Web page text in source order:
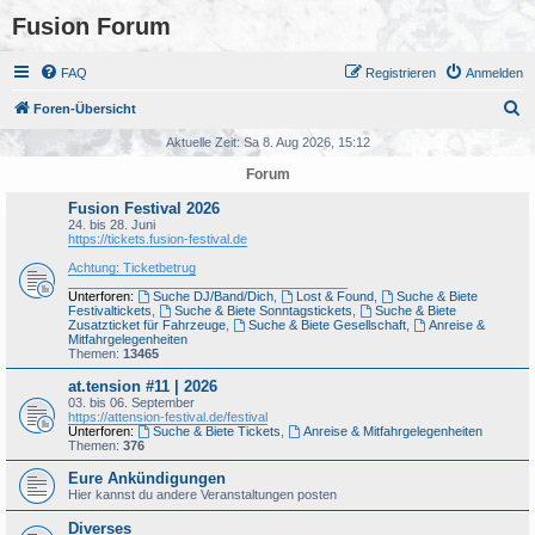
Fusion Forum
FAQ Anmelden
Registrieren
Foren-Übersicht
Aktuelle Zeit: Sa 8. Aug 2026, 15:12
Forum
Fusion Festival 2026
24. bis 28. Juni
https://tickets.fusion-festival.de
Achtung: Ticketbetrug
Unterforen:
Suche DJ/Band/Dich, Lost & Found,
Suche & Biete
Festivaltickets
Suche & Biete Sonntagstickets
Suche & Biete
Zusatzticket für Fahrzeuge
Suche & Biete Gesellschaft,
Anreise &
Mitfahrgelegenheiten
Themen: 13465
at.tension #11 | 2026
03. bis 06. September
https://attension-festival.de/festival
Unterforen:
Suche & Biete Tickets
Anreise & Mitfahrgelegenheiten
Themen: 376
Eure Ankündigungen
Hier kannst du andere Veranstaltungen posten
Diverses